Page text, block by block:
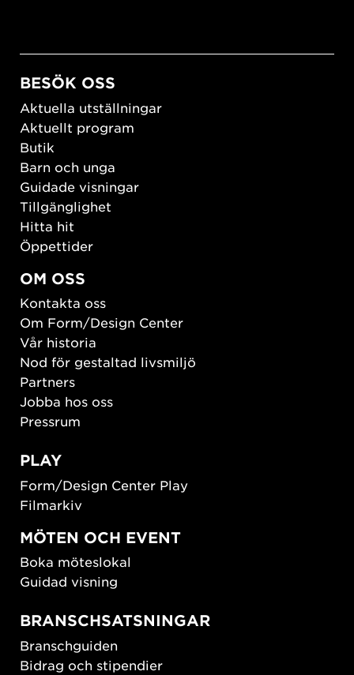
BESÖK OSS
Aktuella utställningar
Aktuellt program
Butik
Barn och unga
Guidade visningar
Tillgänglighet
Hitta hit
Öppettider
OM OSS
Kontakta oss
Om Form/Design Center
Vår historia
Nod för gestaltad livsmiljö
Partners
Jobba hos oss
Pressrum
PLAY
Form/Design Center Play
Filmarkiv
MÖTEN OCH EVENT
Boka möteslokal
Guidad visning
BRANSCHSATSNINGAR
Branschguiden
Bidrag och stipendier